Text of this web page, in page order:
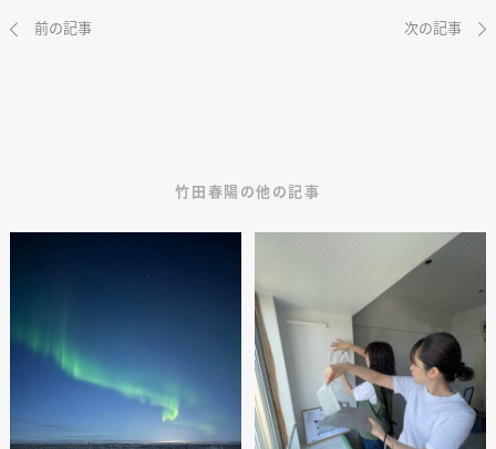
前の記事 次の記事
竹田春陽の他の記事